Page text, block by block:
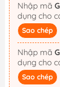
Nhập mã
dụng cho
Sao chép
Nhập mã
dụng cho
Sao chép